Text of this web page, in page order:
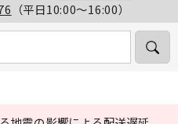
（平日10:00～16:00）